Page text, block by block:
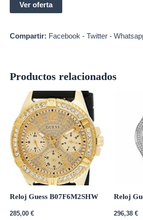
Ver oferta
Compartir: Facebook - Twitter -
Productos relacionados
Reloj Guess B07F6M2SHW
285,00 €
Reloj
296,38 €